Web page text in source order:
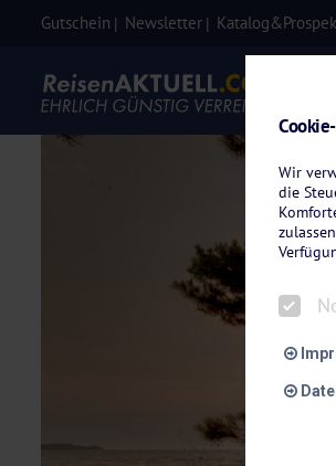
Gutschein Newsletter
Wir
die